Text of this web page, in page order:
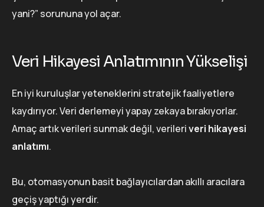
yani?” sorununa yol açar.
Veri Hikayesi Anlatımının Yükselişi
En iyi kuruluşlar yeteneklerini stratejik faaliyetlere
kaydırıyor. Veri derlemeyi yapay zekaya bırakıyorlar.
Amaç artık verileri sunmak değil, verileriveri hikayesi
anlatımı.
Bu, otomasyonun basit bağlayıcılardan akıllı aracılara
geçiş yaptığı yerdir.